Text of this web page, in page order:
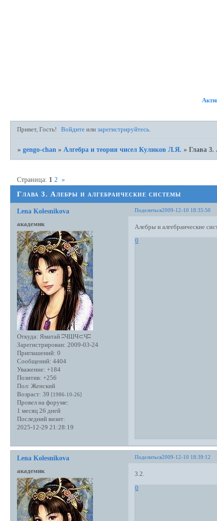
Привет, Гость! Войдите илизарегистрируйтесь.
»gengo-chan » Алгебра и теория чисел Куликов Л.Я. »Глава 3.
Глава 3. Алебры и алгебраические системы
Страница: 1 2 »
Поделиться2009-12-10 18:35:50
Lena Kolesnikova
академик
Откуда: Яматай ʭЧШЧ⊂Чʭ
Зарегистрирован: 2009-03-24
Приглашений: 0
Сообщений: 4404
Уважение: +184
Позитив: +256
Пол: Женский
Возраст: 39 [1986-10-26]
Провел на форуме:
1 месяц 26 дней
Последний визит:
2025-12-29 21:28:19
Алебры и алгебраические
0
Поделиться2009-12-10 18:39:12
Lena Kolesnikova
академик 3.2.
0